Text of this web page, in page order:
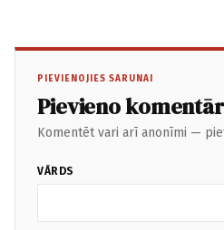
PIEVIENOJIES SARUNAI
Pievieno
Komentēt vari arī anonīmi —
VĀRDS